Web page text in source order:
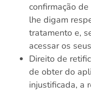
confirmação
lhe digam
tratamento e,
acessar os
Direito de
de obter do
injustificada, a